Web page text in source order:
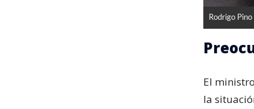
Rodrigo Pino
El
la